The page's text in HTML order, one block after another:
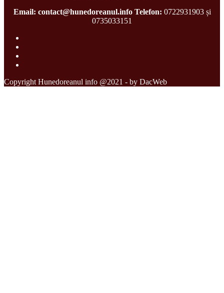
Email: contact@hunedoreanul.info Telefon: 0722931903 și
0735033151
Copyright Hunedoreanul info @2021 - by DacWeb